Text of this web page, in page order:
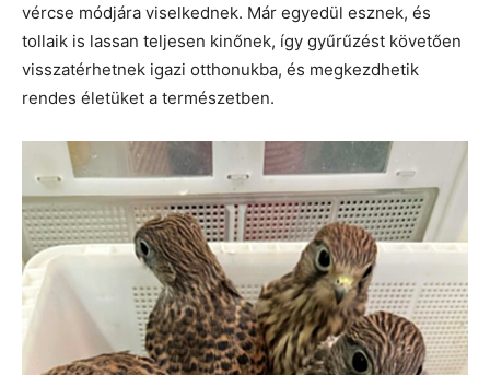
vércse módjára viselkednek. Már egyedül esznek, és
tollaik is lassan teljesen kinőnek, így gyűrűzést követően
visszatérhetnek igazi otthonukba, és megkezdhetik
rendes életüket a természetben.